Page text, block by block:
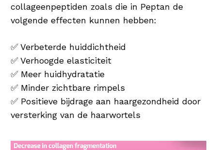
collageenpeptiden zoals die in Peptan de
volgende effecten kunnen hebben:
✅ Verbeterde huiddichtheid
✅ Verhoogde elasticiteit
✅ Meer huidhydratatie
✅ Minder zichtbare rimpels
✅ Positieve bijdrage aan haargezondheid door
versterking van de haarwortels